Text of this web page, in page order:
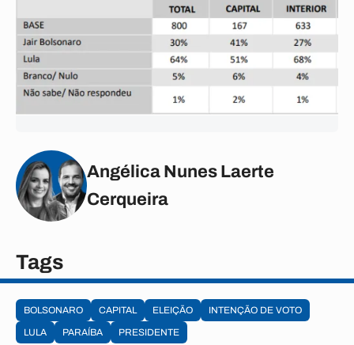
Angélica Nunes Laerte
Cerqueira
Tags
BOLSONARO CAPITAL ELEIÇÃO
INTENÇÃO DE VOTO
LULA
PARAÍBA PRESIDENTE